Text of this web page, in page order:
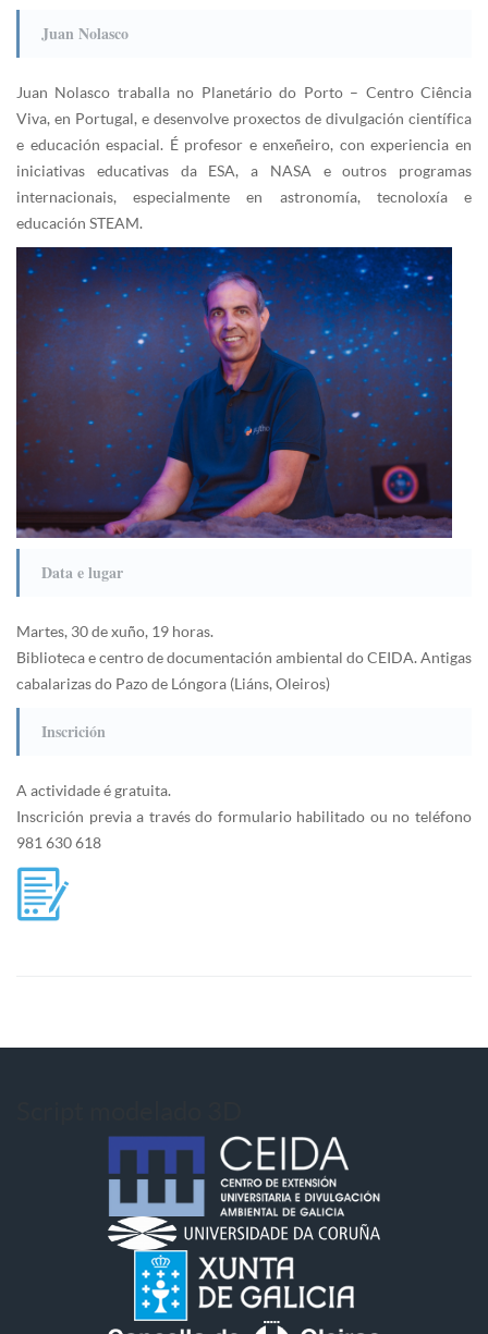
Juan Nolasco
Juan Nolasco traballa no Planetário do Porto – Centro Ciência
Viva, en Portugal, e desenvolve proxectos de divulgación científica
e educación espacial. É profesor e enxeñeiro, con experiencia en
iniciativas educativas da ESA, a NASA e outros programas
internacionais, especialmente en astronomía, tecnoloxía e
educación STEAM.
Data e lugar
Martes, 30 de xuño, 19 horas.
Biblioteca e centro de documentación ambiental do CEIDA. Antigas
cabalarizas do Pazo de Lóngora (Liáns, Oleiros)
Inscrición
A actividade é gratuita.
Inscrición previa a través do formulario habilitado ou no teléfono
981 630 618